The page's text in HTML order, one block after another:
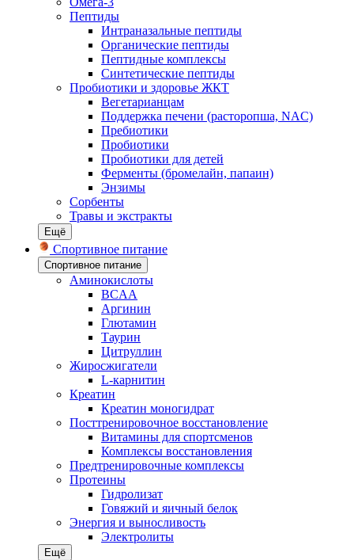
Пептиды
Интраназальные пептиды
Органические пептиды
Пептидные комплексы
Синтетические пептиды
Пробиотики и здоровье ЖКТ
Вегетарианцам
Поддержка печени (расторопша, NAC)
Пребиотики
Пробиотики
Пробиотики для детей
Ферменты (бромелайн, папаин)
Энзимы
Сорбенты
Травы и экстракты
Ещё
Спортивное питание
Спортивное питание
Аминокислоты
BCAA
Аргинин
Глютамин
Таурин
Цитруллин
Жиросжигатели
L-карнитин
Креатин
Креатин моногидрат
Посттренировочное восстановление
Витамины для спортсменов
Комплексы восстановления
Предтренировочные комплексы
Протеины
Гидролизат
Говяжий и яичный белок
Энергия и выносливость
Электролиты
Ещё